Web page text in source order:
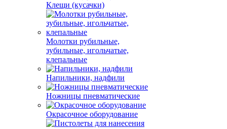
Клещи (кусачки)
Молотки рубильные,
зубильные, игольчатые,
клепальные
Напильники, надфили
Ножницы пневматические
Окрасочное оборудование